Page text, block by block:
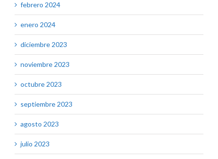
febrero 2024
enero 2024
diciembre 2023
noviembre 2023
octubre 2023
septiembre 2023
agosto 2023
julio 2023